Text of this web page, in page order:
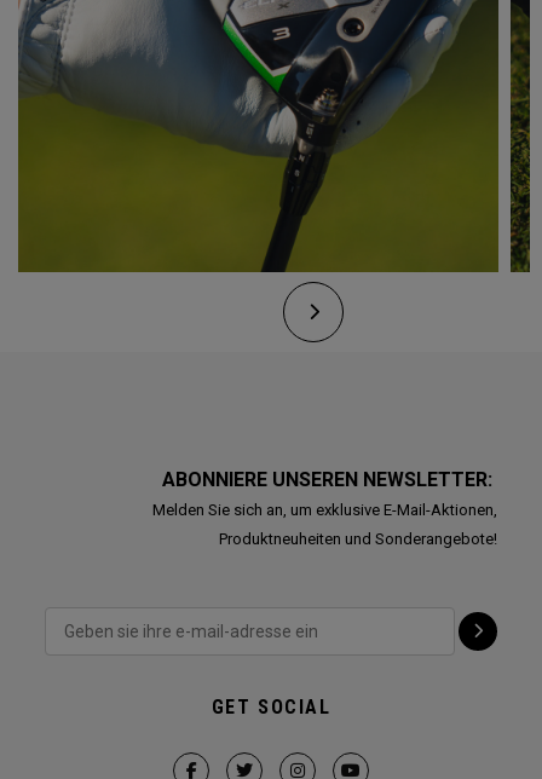
ABONNIERE UNSEREN NEWSLETTER:
Melden Sie sich an, um exklusive E-Mail-Aktionen,
Produktneuheiten und Sonderangebote!
GET SOCIAL